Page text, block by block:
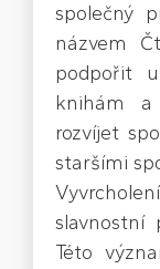
společný
názvem
podpořit
knihám
rozvíjet
staršími
slavnostní
Této